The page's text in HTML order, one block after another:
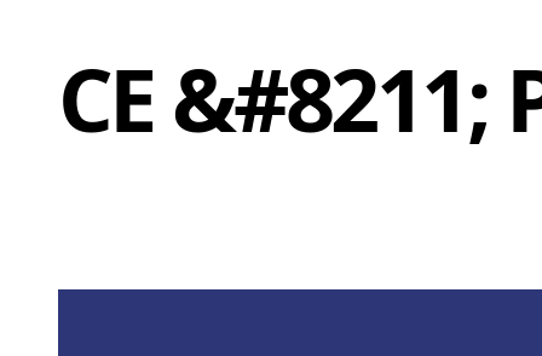
CE &#8211;